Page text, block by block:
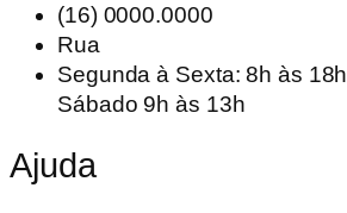
R$49,90.
(16) 0000.0000
Rua
Segunda à Sexta: 8h às 18h
Sábado 9h às 13h
Ajuda